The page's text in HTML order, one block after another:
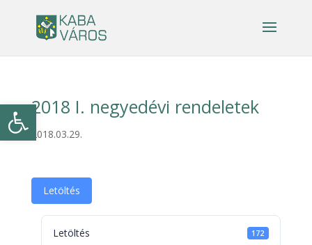
Eszköztár megnyitása
2018 I. negyedévi rendeletek
2018.03.29.
Letöltés
Letöltés 172